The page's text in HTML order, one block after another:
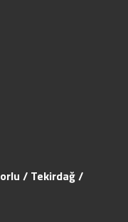
/ Tekirdağ /